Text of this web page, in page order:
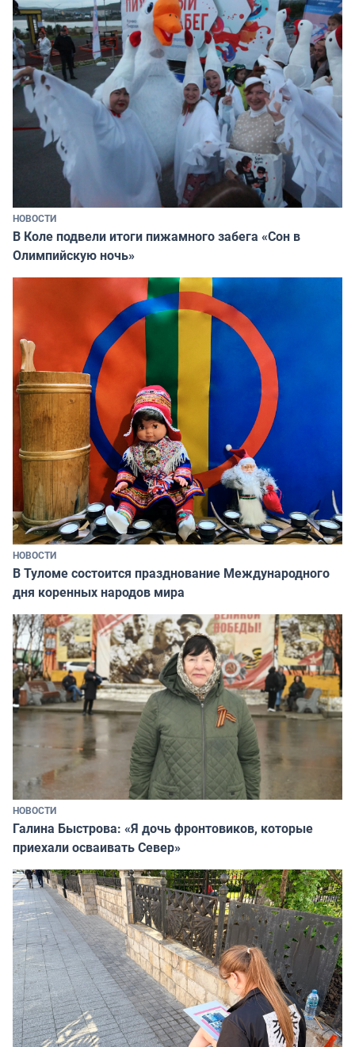
НОВОСТИ
В Коле подвели итоги пижамного забега «Сон в
Олимпийскую ночь»
НОВОСТИ
В Туломе состоится празднование Международного
дня коренных народов мира
НОВОСТИ
Галина Быстрова: «Я дочь фронтовиков, которые
приехали осваивать Север»